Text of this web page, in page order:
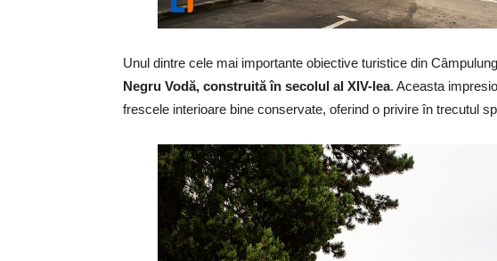
Unul dintre cele mai importante obiective turistice din
Negru Vodă, construită în secolul al XIV-lea. Aceasta
frescele interioare bine conservate, oferind o privire în trecutul